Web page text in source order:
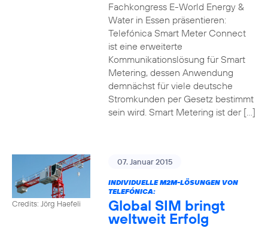
Fachkongress E-World Energy &
Water in Essen präsentieren:
Telefónica Smart Meter Connect
ist eine erweiterte
Kommunikationslösung für Smart
Metering, dessen Anwendung
demnächst für viele deutsche
Stromkunden per Gesetz bestimmt
sein wird. Smart Metering ist der […]
Credits: Jörg Haefeli
07. Januar 2015
INDIVIDUELLE M2M-LÖSUNGEN VON
TELEFÓNICA:
Global SIM bringt
weltweit Erfolg